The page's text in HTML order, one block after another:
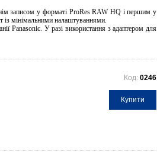
записом у форматі ProRes RAW HQ і першим у
із мінімальними налаштуваннями.
Panasonic. У разі використання з адаптером для
Код: 0246
Купити